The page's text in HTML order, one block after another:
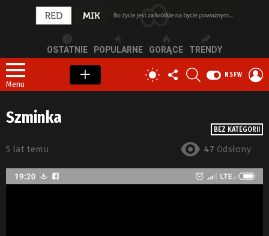
OSTATNIE POPULARNE GORĄCE TRENDY
Menu
PRZEŁĄCZ
SKÓRKĘ
OBSERWUJ
NAS
NSFW
BEZ KATEGORII
Szminka
5 lat temu 47 Odsłony